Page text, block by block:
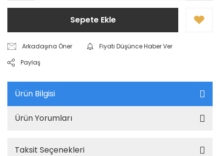
Sepete Ekle
Arkadaşına Öner
Fiyatı Düşünce Haber Ver
Paylaş
Ürün Bilgisi
Ürün Yorumları
Taksit Seçenekleri